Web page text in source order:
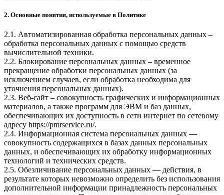
2. Основные понятия, используемые в Политике
2.1. Автоматизированная обработка персональных данных –
обработка персональных данных с помощью средств
вычислительной техники.
2.2. Блокирование персональных данных – временное
прекращение обработки персональных данных (за
исключением случаев, если обработка необходима для
уточнения персональных данных).
2.3. Веб-сайт – совокупность графических и информационных
материалов, а также программ для ЭВМ и баз данных,
обеспечивающих их доступность в сети интернет по сетевому
адресу https://pmrservice.ru/.
2.4. Информационная система персональных данных —
совокупность содержащихся в базах данных персональных
данных, и обеспечивающих их обработку информационных
технологий и технических средств.
2.5. Обезличивание персональных данных — действия, в
результате которых невозможно определить без использования
дополнительной информации принадлежность персональных